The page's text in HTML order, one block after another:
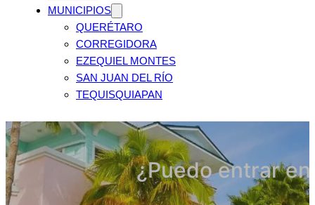
MUNICIPIOS
QUERÉTARO
CORREGIDORA
EZEQUIEL MONTES
SAN JUAN DEL RÍO
TEQUISQUIAPAN
¿Puedo entrar